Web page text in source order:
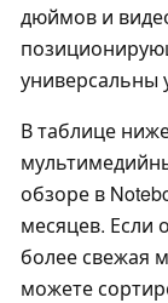
дюймов и
универсальны
В таблице
обзоре в
месяцев. Если
более свежая
можете